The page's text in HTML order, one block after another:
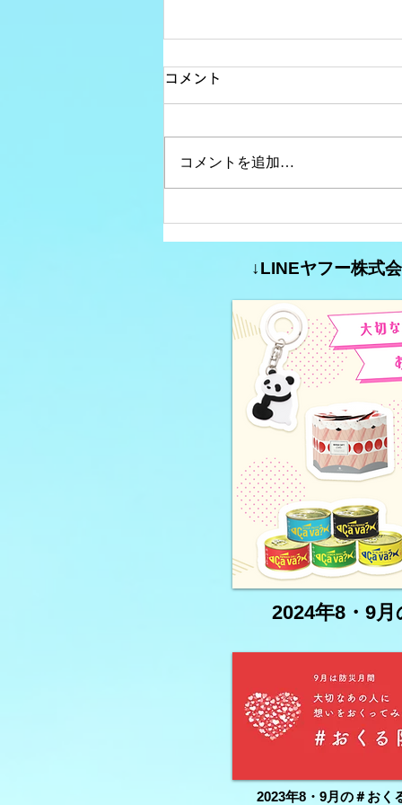
コミュニティFM大分析
弾）】
コメント
コメントを追加…
↓LINEヤフー株式
2024年8・9
2023年8・9月の＃おく